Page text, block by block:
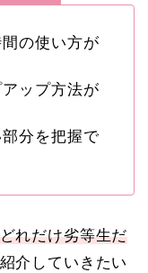
の使い方が
ップ方法が
分を把握で
れだけ劣等生だ
介していきたい